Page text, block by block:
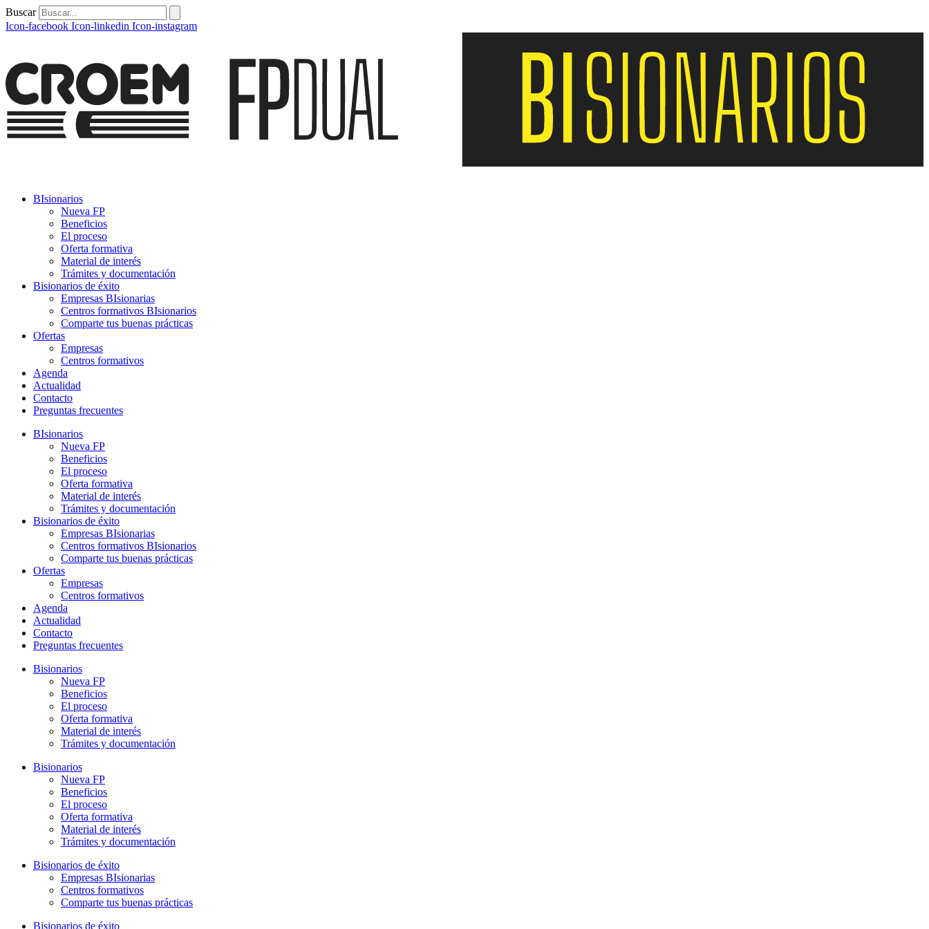
Buscar
Icon-facebook Icon-linkedin Icon-instagram
BIsionarios
Nueva FP
Beneficios
El proceso
Oferta formativa
Material de interés
Trámites y documentación
Bisionarios de éxito
Empresas BIsionarias
Centros formativos BIsionarios
Comparte tus buenas prácticas
Ofertas
Empresas
Centros formativos
Agenda
Actualidad
Contacto
Preguntas frecuentes
BIsionarios
Nueva FP
Beneficios
El proceso
Oferta formativa
Material de interés
Trámites y documentación
Bisionarios de éxito
Empresas BIsionarias
Centros formativos BIsionarios
Comparte tus buenas prácticas
Ofertas
Empresas
Centros formativos
Agenda
Actualidad
Contacto
Preguntas frecuentes
Bisionarios
Nueva FP
Beneficios
El proceso
Oferta formativa
Material de interés
Trámites y documentación
Bisionarios
Nueva FP
Beneficios
El proceso
Oferta formativa
Material de interés
Trámites y documentación
Bisionarios de éxito
Empresas BIsionarias
Centros formativos
Comparte tus buenas prácticas
Bisionarios de éxito